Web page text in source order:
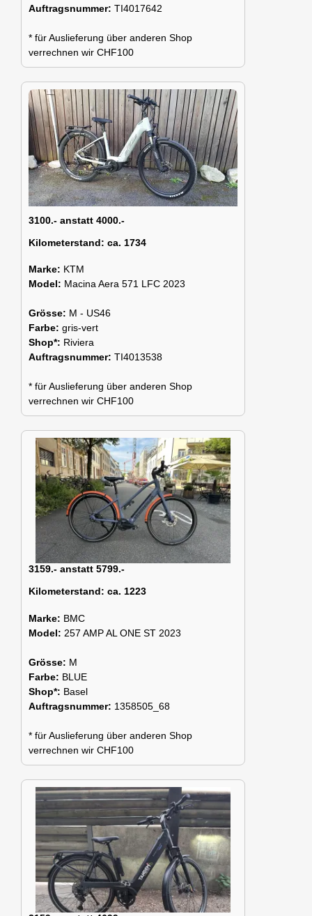
Auftragsnummer: TI4017642
* für Auslieferung über anderen Shop
verrechnen wir CHF100
3100.- anstatt 4000.-
Kilometerstand: ca. 1734
Marke: KTM
Model: Macina Aera 571 LFC 2023
Grösse: M - US46
Farbe: gris-vert
Shop*: Riviera
Auftragsnummer: TI4013538
* für Auslieferung über anderen Shop
verrechnen wir CHF100
3159.- anstatt 5799.-
Kilometerstand: ca. 1223
Marke: BMC
Model: 257 AMP AL ONE ST 2023
Grösse: M
Farbe: BLUE
Shop*: Basel
Auftragsnummer: 1358505_68
* für Auslieferung über anderen Shop
verrechnen wir CHF100